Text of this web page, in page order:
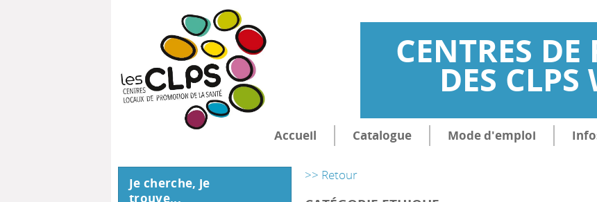
CENTRES DE
DES
Accueil Catalogue Mode d'emploi
>> Retour
Je cherche, je
trouve...